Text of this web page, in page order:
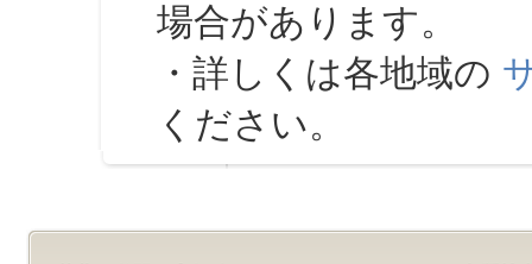
場合があります。
・詳しくは各地域の
ください。